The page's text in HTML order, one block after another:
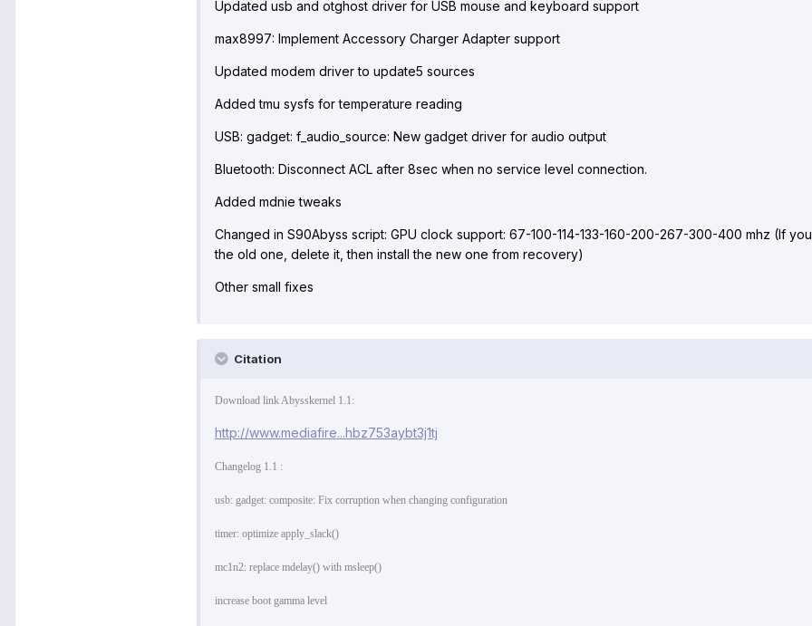
Updated usb and otghost driver for USB mouse and keyboard support
max8997: Implement Accessory Charger Adapter support
Updated modem driver to update5 sources
Added tmu sysfs for temperature reading
USB: gadget: f_audio_source: New gadget driver for audio output
Bluetooth: Disconnect ACL after 8sec when no service level connection.
Added mdnie tweaks
Changed in S90Abyss script: GPU clock support: 67-100-114-133-160-200-267-300-400 mhz (If
the old one, delete it, then install the new one from recovery)
Other small fixes
Citation
Download link Abysskernel 1.1:
http://www.mediafire...hbz753aybt3j1tj
Changelog 1.1 :
usb: gadget: composite: Fix corruption when changing configuration
timer: optimize apply_slack()
mc1n2: replace mdelay() with msleep()
increase boot gamma level